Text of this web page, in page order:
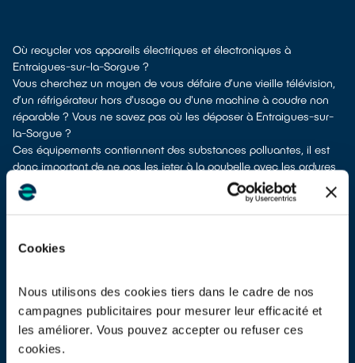
Cookies
Nous utilisons des cookies tiers dans le cadre de nos
campagnes publicitaires pour mesurer leur efficacité et
les améliorer. Vous pouvez accepter ou refuser ces
cookies.
Où recycler vos appareils électriques et électroniques à
Entraigues-sur-la-Sorgue ?
Vous cherchez un moyen de vous défaire d’une vieille télévision,
d’un réfrigérateur hors d'usage ou d'une machine à coudre non
réparable ? Vous ne savez pas où les déposer à Entraigues-sur-
la-Sorgue ?
Ces équipements contiennent des substances polluantes, il est
donc important de ne pas les jeter à la poubelle avec les ordures
ménagères Leur dépollution et leur recyclage serait alors
impossible.
électriques et électroniques.
réparable
apport en déchetterie
reprise à la livraisonsi vous vous faites livrer un équipement de
même type neuf